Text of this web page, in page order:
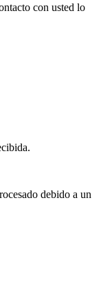
con usted lo
debido a un